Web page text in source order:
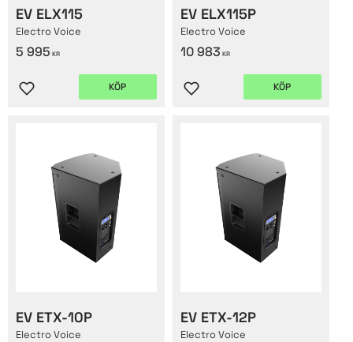
EV ELX115
Electro Voice
5 995 KR
Lägg till i favoriter
KÖP
EV ELX115P
Electro Voice
10 983 KR
Lägg till i favoriter
KÖP
EV ETX-10P
Electro Voice
EV ETX-12P
Electro Voice